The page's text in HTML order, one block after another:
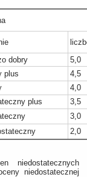
dobry
5,0
plus
4,5
4,0
plus
3,5
3,0
2,0
niedostatecznych
niedostatecznej